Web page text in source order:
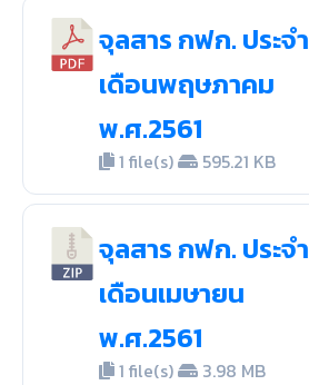
จุลสาร กฟก. ประจำ
เดือนพฤษภาคม
พ.ศ.2561
1 file(s) 595.21 KB
จุลสาร กฟก. ประจำ
เดือนเมษายน
พ.ศ.2561
1 file(s) 3.98 MB